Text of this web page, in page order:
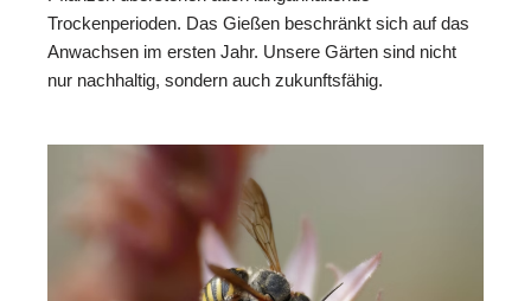
Trockenperioden. Das Gießen beschränkt sich auf das
Anwachsen im ersten Jahr. Unsere Gärten sind nicht
nur nachhaltig, sondern auch zukunftsfähig.